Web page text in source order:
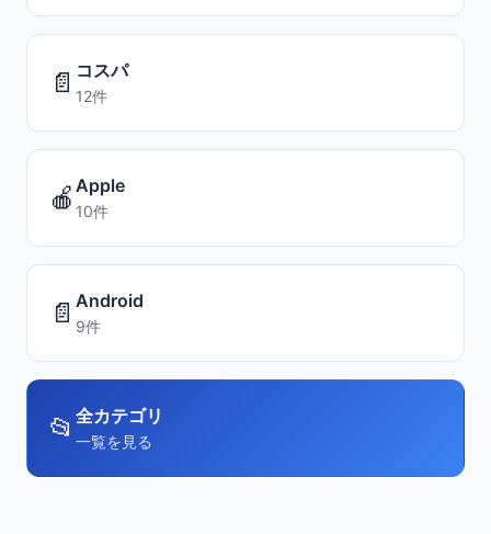
📄 コスパ
12件
🍎 Apple
10件
📄 Android
9件
📂 全カテゴリ
一覧を見る